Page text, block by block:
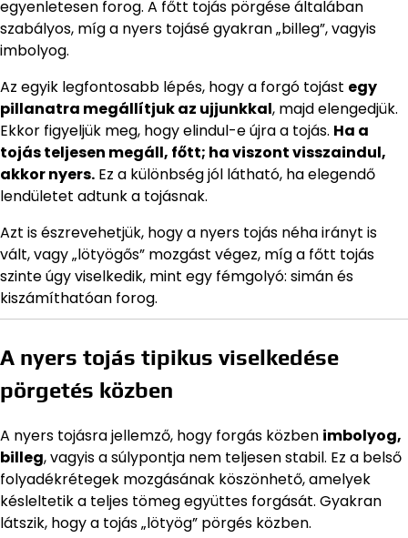
egyenletesen forog. A főtt tojás pörgése általában
szabályos, míg a nyers tojásé gyakran „billeg”, vagyis
imbolyog.
Az egyik legfontosabb lépés, hogy a forgó tojást egy
pillanatra megállítjuk az ujjunkkal, majd elengedjük.
Ekkor figyeljük meg, hogy elindul-e újra a tojás. Ha a
tojás teljesen megáll, főtt; ha viszont visszaindul,
akkor nyers. Ez a különbség jól látható, ha elegendő
lendületet adtunk a tojásnak.
Azt is észrevehetjük, hogy a nyers tojás néha irányt is
vált, vagy „lötyögős” mozgást végez, míg a főtt tojás
szinte úgy viselkedik, mint egy fémgolyó: simán és
kiszámíthatóan forog.
A nyers tojás tipikus viselkedése
pörgetés közben
A nyers tojásra jellemző, hogy forgás közben imbolyog,
billeg, vagyis a súlypontja nem teljesen stabil. Ez a belső
folyadékrétegek mozgásának köszönhető, amelyek
késleltetik a teljes tömeg együttes forgását. Gyakran
látszik, hogy a tojás „lötyög” pörgés közben.